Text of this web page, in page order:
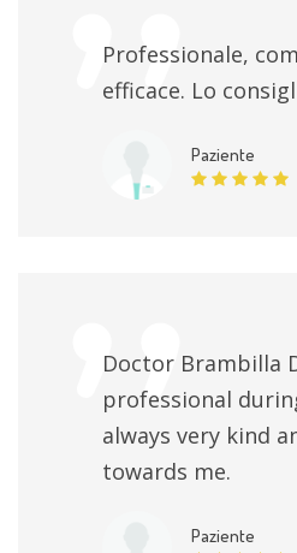
Professionale,
efficace. Lo
Paziente
Doctor Brambilla
professional
always very kind
towards me.
Paziente